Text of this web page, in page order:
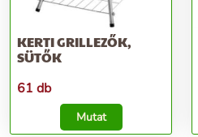
KERTI GRILLEZŐK,
SÜTŐK
61 db
Mutat